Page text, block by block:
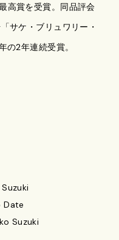
高賞を受賞。同品評会
サケ・ブリュワリー・
の2年連続受賞。
Date
Suzuki